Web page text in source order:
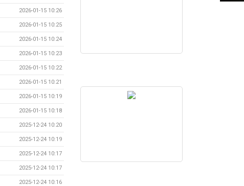
2026-01-15 10:26
2026-01-15 10:25
2026-01-15 10:24
2026-01-15 10:23
2026-01-15 10:22
2026-01-15 10:21
2026-01-15 10:19
2026-01-15 10:18
2025-12-24 10:20
2025-12-24 10:19
2025-12-24 10:17
2025-12-24 10:17
2025-12-24 10:16